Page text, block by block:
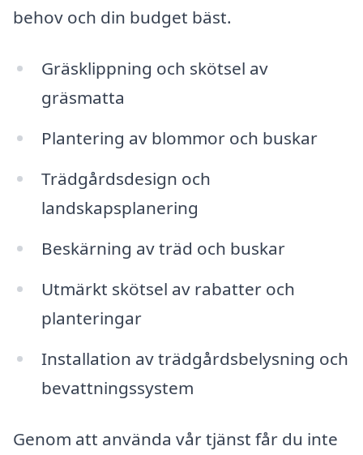
behov och din budget bäst.
Gräsklippning och skötsel av
gräsmatta
Plantering av blommor och buskar
Trädgårdsdesign och
landskapsplanering
Beskärning av träd och buskar
Utmärkt skötsel av rabatter och
planteringar
Installation av trädgårdsbelysning och
bevattningssystem
Genom att använda vår tjänst får du inte